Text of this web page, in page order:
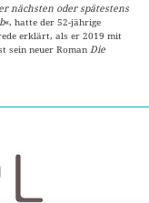
nächsten oder spätestens
«, hatte der 52-jährige
erklärt, als er 2019 mit
sein neuer Roman Die